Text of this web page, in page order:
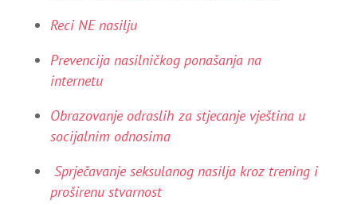
Reci NE nasilju
Prevencija nasilničkog ponašanja na
internetu
Obrazovanje odraslih za stjecanje vještina u
socijalnim odnosima
Sprječavanje seksulanog nasilja kroz trening i
proširenu stvarnost